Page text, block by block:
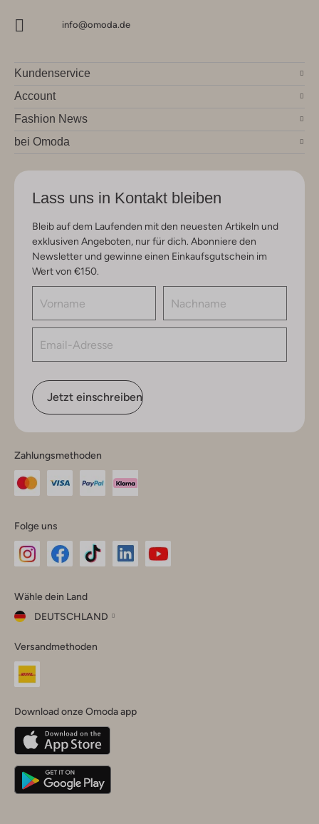
info@omoda.de
Kundenservice
Account
Fashion News
bei Omoda
Lass uns in Kontakt bleiben
Bleib auf dem Laufenden mit den neuesten Artikeln und
exklusiven Angeboten, nur für dich. Abonniere den
Newsletter und gewinne einen Einkaufsgutschein im
Wert von €150.
Jetzt einschreiben
Zahlungsmethoden
Folge uns
Instagram
Facebook
TikTok
Wähle dein Land
DEUTSCHLAND
dein
Land
Belgique(Français)
Deutschland
Versandmethoden
Download onze Omoda app